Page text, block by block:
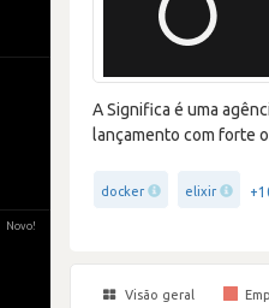
Novo!
A Significa é uma
lançamento com forte
docker elixir
Visão geral